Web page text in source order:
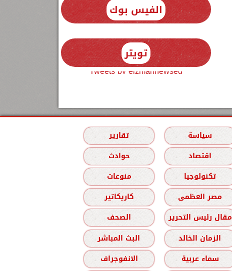
الفيس بوك
تويتر
Tweets by elzmannewseg
سياسة
تقارير
اقتصاد
حوادث
تكنولوجيا
منوعات
مصر العظمى
كاريكاتير
مقال رئيس التحرير
الصحف
الزمان الخالد
البث المباشر
سماء عربية الانفوجراف